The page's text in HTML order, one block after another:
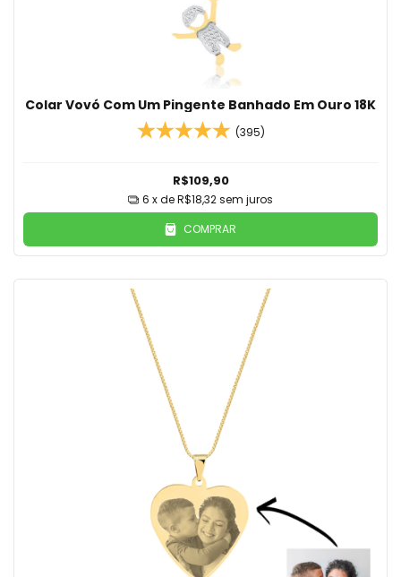
Colar Vovó Com Um Pingente Banhado Em Ouro 18K
(395)
R$109,90
6 x deR$18,32sem juros
COMPRAR